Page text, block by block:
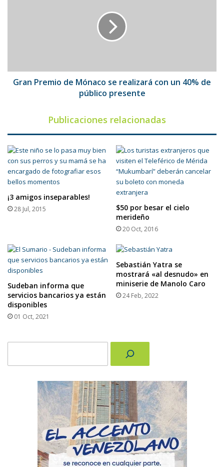
40%
deGran Premio de Mónaco se realizará con un 40% de
público presente
Publicaciones relacionadas
¡3 amigos inseparables!
28 Jul, 2015
$50 por besar el cielo
merideño
20 Oct, 2016
Sudeban informa que
servicios bancarios ya están
disponibles
01 Oct, 2021
Sebastián Yatra se
mostrará «al desnudo» en
miniserie de Manolo Caro
24 Feb, 2022